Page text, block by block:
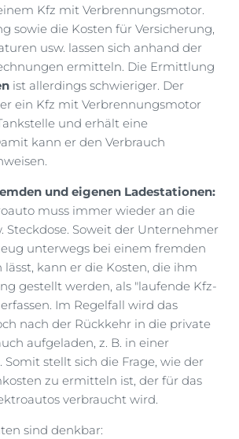
Kfz mit Verbrennungsmotor.
sowie die Kosten für Versicherung,
usw. lassen sich anhand der
ermitteln. Die Ermittlung
ist allerdings schwieriger. Der
ein Kfz mit Verbrennungsmotor
und erhält eine
kann er den Verbrauch
und eigenen Ladestationen:
muss immer wieder an die
Steckdose. Soweit der Unternehmer
unterwegs bei einem fremden
kann er die Kosten, die ihm
gestellt werden, als "laufende Kfz-
Im Regelfall wird das
nach der Rückkehr in die private
aufgeladen, z. B. in einer
Somit stellt sich die Frage, wie der
zu ermitteln ist, der für das
verbraucht wird.
sind denkbar: